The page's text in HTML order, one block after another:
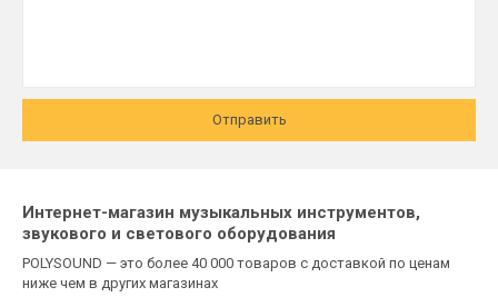
Отправить
Интернет-магазин музыкальных инструментов,
звукового и светового оборудования
POLYSOUND — это более 40 000 товаров с доставкой по ценам
ниже чем в других магазинах